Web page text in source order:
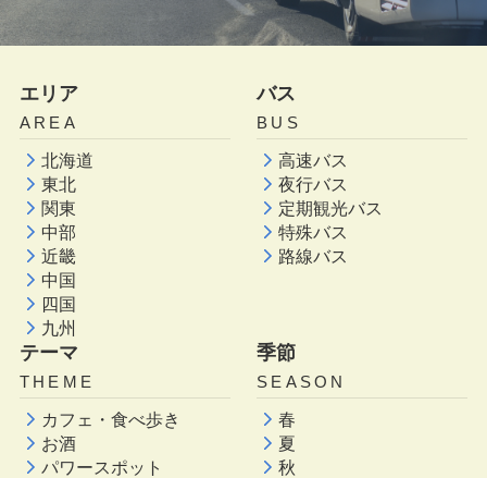
エリア
AREA
北海道
東北
関東
中部
近畿
中国
四国
九州
バス
BUS
高速バス
夜行バス
定期観光バス
特殊バス
路線バス
テーマ
THEME
カフェ・食べ歩き
お酒
パワースポット
季節
SEASON
春
夏
秋